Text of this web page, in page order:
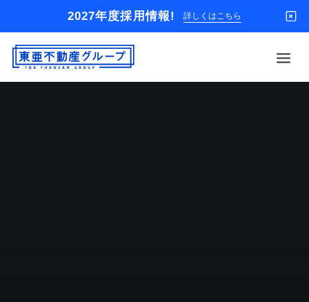
2027年度採用情報! 詳しくはこちら